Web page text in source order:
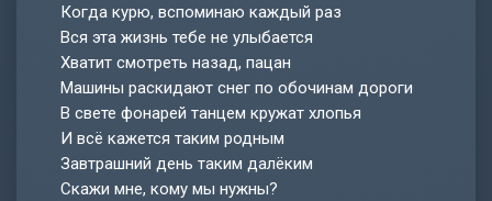
Когда курю, вспоминаю каждый раз
Вся эта жизнь тебе не улыбается
Хватит смотреть назад, пацан
Машины раскидают снег по обочинам дороги
В свете фонарей танцем кружат хлопья
И всё кажется таким родным
Завтрашний день таким далёким
Скажи мне, кому мы нужны?